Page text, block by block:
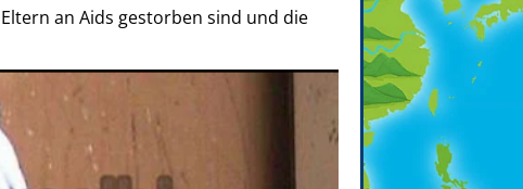
an Aids gestorben sind und die